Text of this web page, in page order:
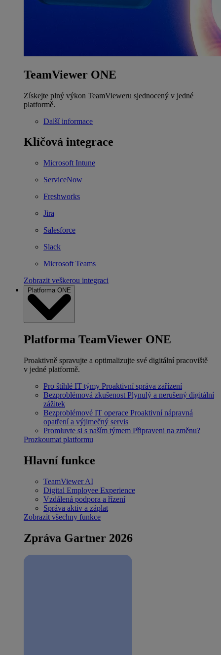
TeamViewer ONE
Získejte plný výkon TeamVieweru sjednocený v jedné
platformě.
Další informace
Klíčová integrace
Microsoft Intune
ServiceNow
Freshworks
Jira
Salesforce
Slack
Microsoft Teams
Zobrazit veškerou integraci
Platforma ONE
Platforma TeamViewer ONE
Proaktivně spravujte a optimalizujte své digitální pracoviště
v jedné platformě.
Pro štíhlé IT týmy Proaktivní správa zařízení
Bezproblémová zkušenost Plynulý a nerušený digitální
zážitek
Bezproblémové IT operace Proaktivní nápravná
opatření a výjimečný servis
Promluvte si s naším týmem Připraveni na změnu?
Prozkoumat platformu
Hlavní funkce
TeamViewer AI
Digital Employee Experience
Vzdálená podpora a řízení
Správa aktiv a záplat
Zobrazit všechny funkce
Zpráva Gartner 2026